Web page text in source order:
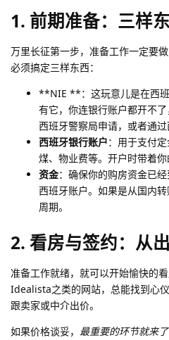
1. 前期准备：三样
万里长征第一步，准备工作一定要
必须搞定三样东西：
**NIE **：这玩意儿是在西
有它，你连银行账户都开不
西班牙警察局申请，或者通过
西班牙银行账户：用于支付
煤、物业费等。开户时带着
资金：确保你的购房资金已
西班牙账户。如果是从国内
周期。
2. 看房与签约：从
准备工作就绪，就可以开始愉快的
Idealista之类的网站，总能找到心
跟卖家或中介出价。
如果价格谈妥， 最重要的环节就来了